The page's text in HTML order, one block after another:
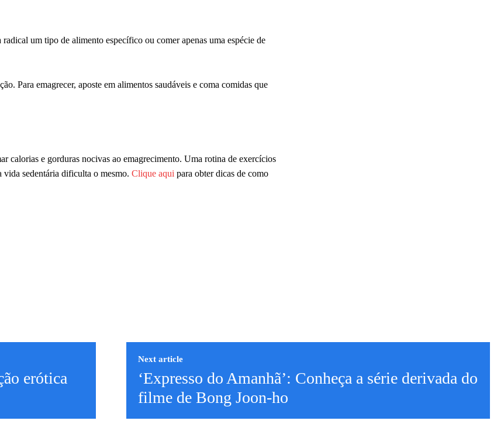
um tipo de alimento específico ou comer apenas uma espécie de
Para emagrecer, aposte em alimentos saudáveis e coma comidas que
calorias e gorduras nocivas ao emagrecimento. Uma rotina de exercícios
vida sedentária dificulta o mesmo. Clique aqui para obter dicas de como
erótica
Next article
‘Expresso do Amanhã’: Conheça a série derivada do
filme de Bong Joon-ho